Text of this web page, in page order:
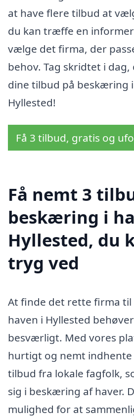
at have flere tilbud at
du kan træffe en
vælge det firma, der
behov. Tag skridtet i
dine tilbud på beskæring
Hyllested!
Få 3 tilbud, gratis og
Få nemt 3
beskæring i
Hyllested, du
tryg ved
At finde det rette firma
haven i Hyllested
besværligt. Med vores
hurtigt og nemt
tilbud fra lokale fagfolk,
sig i beskæring af haver.
mulighed for at